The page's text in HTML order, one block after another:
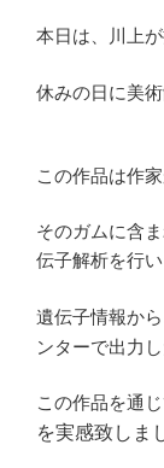
本日は、川上
休みの日に美術
この作品は作
そのガムに含
伝子解析を行い
遺伝子情報か
ンターで出力
この作品を通
を実感致しま